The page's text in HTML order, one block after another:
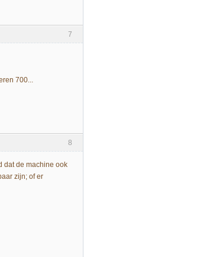
7
700...
8
dat de machine ook
zijn; of er